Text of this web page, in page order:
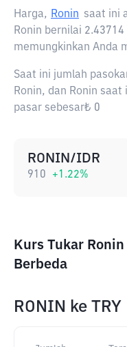
Harga, Ronin saat ini
Ronin bernilai 2.43714
memungkinkan Anda
Saat ini jumlah
Ronin, dan Ronin
pasar sebesar₺ 0
RONIN/IDR
910 +1.22%
Kurs Tukar
Berbeda
RONIN ke TRY